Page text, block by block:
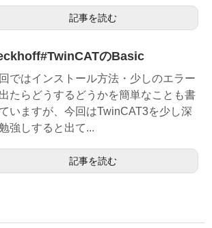
記事を読む
のBasic
ではインストール方法・少しのエラー
たらどうするどうかを簡単なことも書
いますが、今回はTwinCAT3を少し深
強しすると出て...
記事を読む